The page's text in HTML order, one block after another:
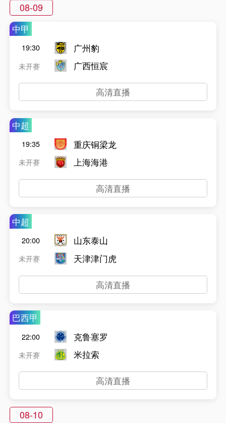
08-09
中甲
19:30
未开赛
广州豹
广西恒宸
高清直播
中超
19:35
未开赛
重庆铜梁龙
上海海港
高清直播
中超
20:00
未开赛
山东泰山
天津津门虎
高清直播
巴西甲
22:00
未开赛
克鲁塞罗
米拉索
高清直播
08-10